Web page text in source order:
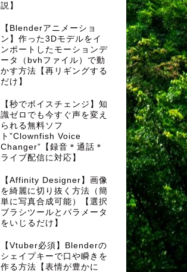
説】
【Blenderアニメーショ
ン】作った3Dモデルをイ
ンポートしたモーションデ
ータ（bvhファイル）で動
かす方法【再リギングする
だけ】
【秒でボイスチェンジ】知
識ゼロでも今すぐ声を変え
られる無料ソフ
ト”Clownfish Voice
Changer”【録音＊通話＊
ライブ配信に対応】
【Affinity Designer】画像
を綺麗に切り抜く方法（簡
単に写真合成可能）【選択
ブラシツールとパラメータ
をいじるだけ】
【Vtuber必須】Blenderの
シェイプキーで口や瞬きを
作る方法【表情が豊かに